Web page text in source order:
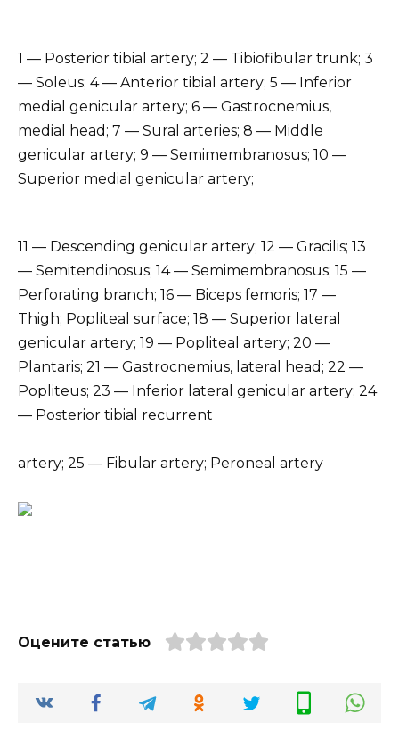
1 — Posterior tibial artery; 2 — Tibiofibular trunk; 3
— Soleus; 4 — Anterior tibial artery; 5 — Inferior
medial genicular artery; 6 — Gastrocnemius,
medial head; 7 — Sural arteries; 8 — Middle
genicular artery; 9 — Semimembranosus; 10 —
Superior medial genicular artery;
11 — Descending genicular artery; 12 — Gracilis; 13
— Semitendinosus; 14 — Semimembranosus; 15 —
Perforating branch; 16 — Biceps femoris; 17 —
Thigh; Popliteal surface; 18 — Superior lateral
genicular artery; 19 — Popliteal artery; 20 —
Plantaris; 21 — Gastrocnemius, lateral head; 22 —
Popliteus; 23 — Inferior lateral genicular artery; 24
— Posterior tibial recurrent
artery; 25 — Fibular artery; Peroneal artery
Оцените статью